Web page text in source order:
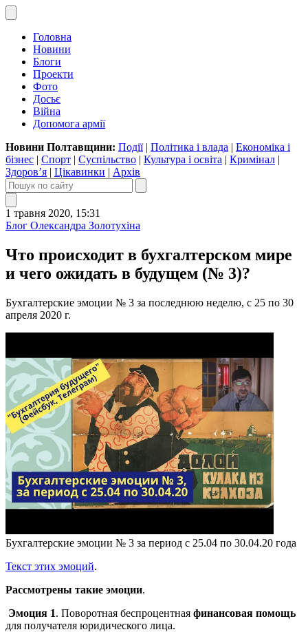
Головна
Новини
Блоги
Проекти
Фото
Досьє
Війна
Допомога армії
Новини Полтавщини: Події| Політика і влада | Економіка і
бізнес | Спорт | Суспільство | Культура і освіта | Кримінал |
Здоров’я | Цікавинки | Архів
1 травня 2020, 15:31
Блог Олександра Золотухіна
Что происходит в бухгалтерском мире
и чего ожидать в будущем (№ 3)?
Бухгалтерские эмоции № 3 за последнюю неделю, с 25 по 30
апреля 2020 г.
Бухгалтерские эмоции № 3 за период с 25.04 по 30.04.20 года
Текст этих эмоций.
Рассмотрены такие эмоции.
Эмоция 1. Поворотная беспроцентная финансовая помощь
для получателя юридического лица.